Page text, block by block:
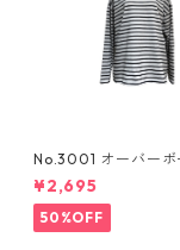
No.3001 オーバーボ
ットソー
¥2,695
50%OFF